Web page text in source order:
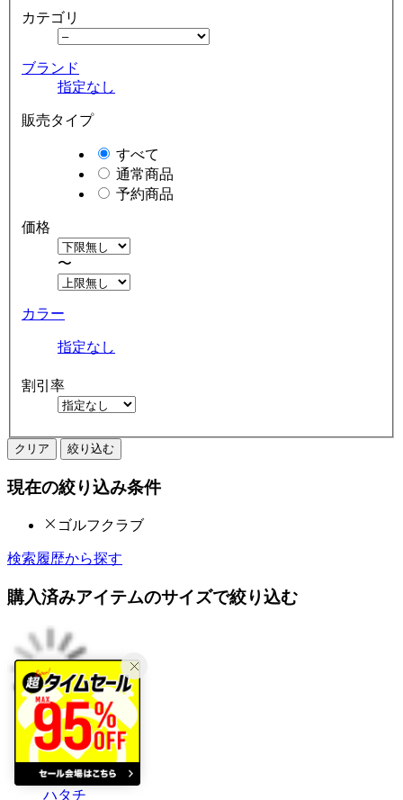
カテゴリ
ブランド
指定なし
販売タイプ
すべて
通常商品
予約商品
価格
〜
カラー
指定なし
割引率
クリア 絞り込む
現在の絞り込み条件
ゴルフクラブ
検索履歴から探す
購入済みアイテムのサイズで絞り込む